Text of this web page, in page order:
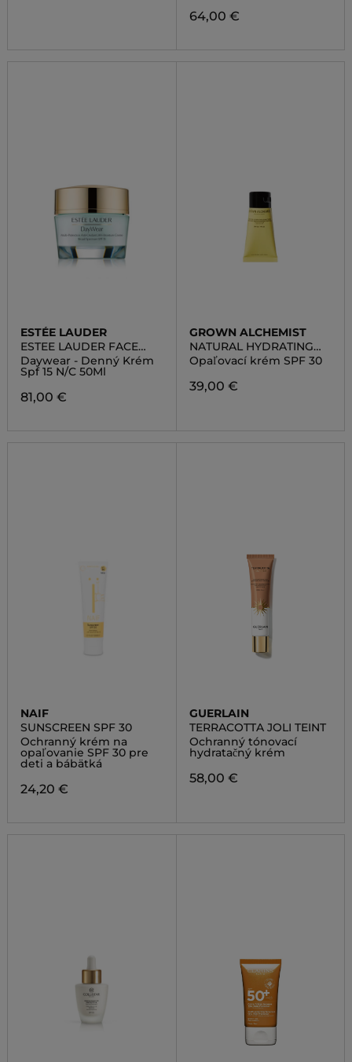
64,00 €
ESTÉE LAUDER
ESTEE LAUDER FACE
CARE
Daywear - Denný Krém
Spf 15 N/C 50Ml
81,00 €
GROWN ALCHEMIST
NATURAL HYDRATING
SUNSCREEN, BROAD
SPECTRUM SPF-30
Opaľovací krém SPF 30
39,00 €
NAIF
SUNSCREEN SPF 30
Ochranný krém na
opaľovanie SPF 30 pre
deti a bábätká
24,20 €
GUERLAIN
TERRACOTTA JOLI TEINT
Ochranný tónovací
hydratačný krém
58,00 €